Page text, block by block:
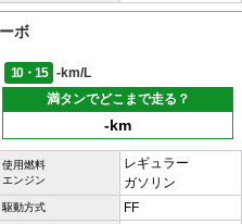
ボ
10・15
-km/L
満タンでどこまで走る？
-km
使用燃料
エンジン
レギュラー
ガソリン
駆動方式 FF